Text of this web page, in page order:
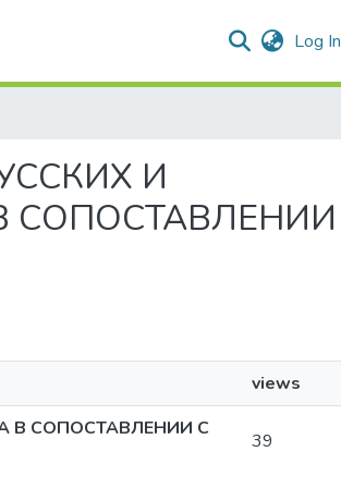
Log In
И
СОПОСТАВЛЕНИИ
views
В СОПОСТАВЛЕНИИ С
39